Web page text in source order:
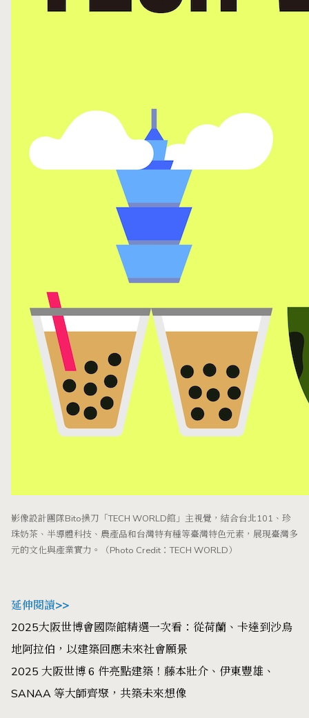
影像設計團隊Bito操刀「TECH WORLD館」主視覺，結合台北101、珍
珠奶茶、半導體科技、農產品和台灣特有種等臺灣特色元素，展現臺灣多
元的文化與產業實力。（Photo Credit：TECH WORLD）
延伸閱讀>>
2025大阪世博會國際館精選一次看：從荷蘭、卡達到沙烏
地阿拉伯，以建築回應未來社會願景
2025 大阪世博 6 件亮點建築！藤本壯介、伊東豐雄、
SANAA 等大師齊聚，共築未來想像